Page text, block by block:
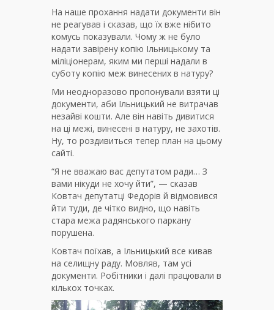
На наше прохання надати документи він
не реагував і сказав, що їх вже нібито
комусь показували. Чому ж не було
надати завірену копію Ільницькому та
міліціонерам, яким ми перші надали в
суботу копію меж винесених в натуру?
Ми неодноразово пропонували взяти ці
документи, аби Ільницький не витрачав
незайві кошти. Але він навіть дивитися
на ці межі, винесені в натуру, не захотів.
Ну, то роздивиться тепер план на цьому
сайті.
“Я не вважаю вас депутатом ради… З
вами нікуди не хочу йти”, — сказав
Ковтач депутатці Федорів й відмовився
йти туди, де чітко видно, що навіть
стара межа радянського паркану
порушена.
Ковтач поїхав, а Ільницький все кивав
на селищну раду. Мовляв, там усі
документи. Робітники і далі працювали в
кількох точках.